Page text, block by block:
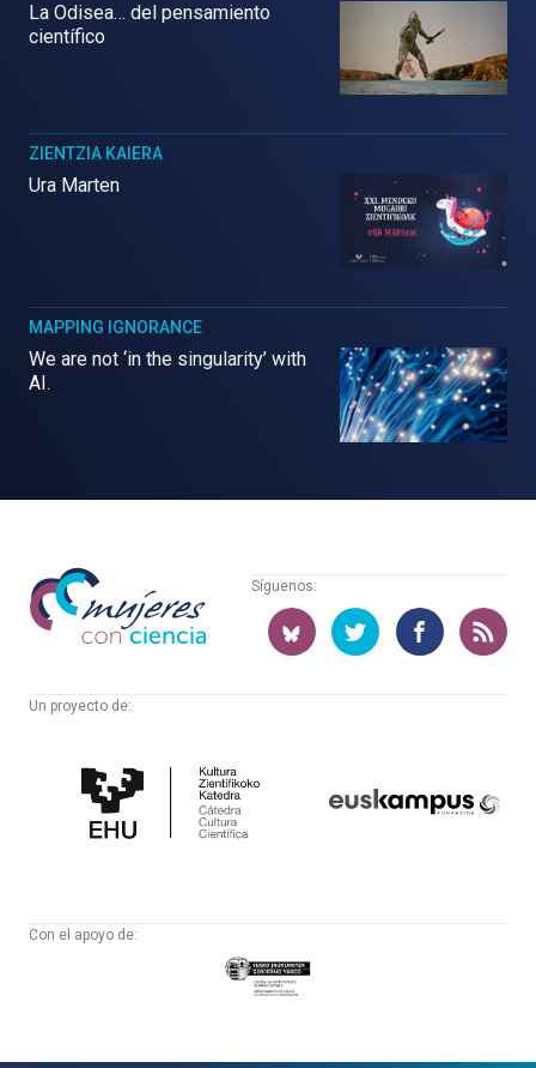
La Odisea… del pensamiento
científico
ZIENTZIA KAIERA
Ura Marten
MAPPING IGNORANCE
We are not ‘in the singularity’ with
AI.
Mujeres
con
ciencia
Síguenos:
Un proyecto de:
Cultura
Científica
Con el apoyo de:
Eusko
Jaurlaritza